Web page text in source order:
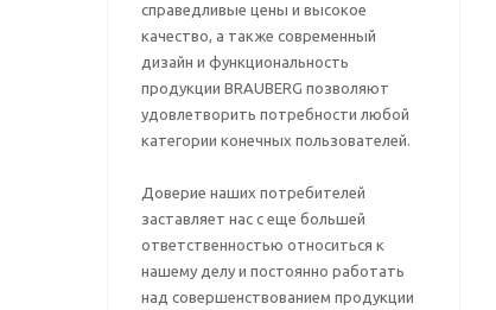
справедливые цены и высокое
качество, а также современный
дизайн и функциональность
продукции BRAUBERG позволяют
удовлетворить потребности любой
категории конечных пользователей.
Доверие наших потребителей
заставляет нас с еще большей
ответственностью относиться к
нашему делу и постоянно работать
над совершенствованием продукции